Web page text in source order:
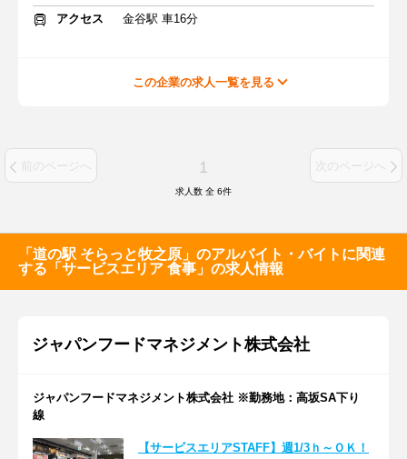
アクセス
金谷駅 車16分
この企業の求人一覧を見る
前のページへ 1 次のページへ
求人数 全 6件
「道の駅 そらっと牧之原」のアルバイト・バイトに関連
する「サービスエリア 食事」の求人情報
ジャパンフードマネジメント株式会社
ジャパンフードマネジメント株式会社 ※勤務地：高坂SA下り
線
【サービスエリアSTAFF】週1/3ｈ～ＯＫ！